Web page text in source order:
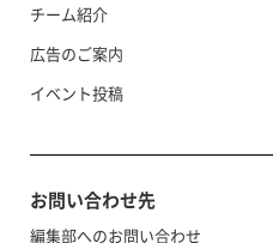
チーム紹介
広告のご案内
イベント投稿
お問い合わせ先
編集部へのお問い合わせ